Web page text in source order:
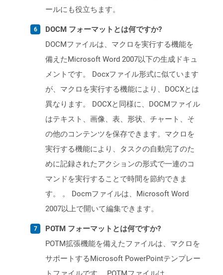
ールにも役立ちます。
DOCM フォーマットとは何ですか?
DOCMファイルは、マクロを実行する機能を
備えたMicrosoft Word 2007以下の生成ドキュ
メントです。 Docxファイル形式に似ています
が、マクロを実行する機能により、DOCXとは
異なります。 DOCXと同様に、DOCMファイル
はテキスト、画像、表、形状、チャート、そ
の他のコンテンツを保存できます。マクロを
実行する機能により、タスクの自動完了のた
めに記録されたアクションの形式で一連のコ
マンドを実行することで時間を節約できま
す。 。 Docmファイルは、Microsoft Word
2007以上で開いて編集できます。
POTM フォーマットとは何ですか?
POTM拡張機能を備えたファイルは、マクロを
サポートするMicrosoft PowerPointテンプレー